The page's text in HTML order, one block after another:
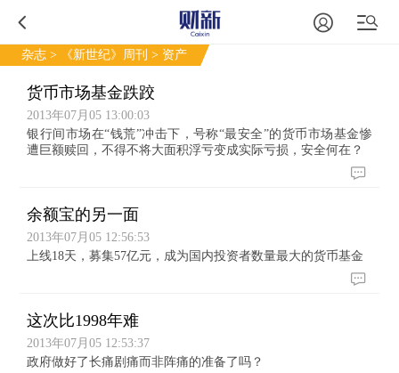
杂志 > 《新世纪》周刊 > 资产
货币市场基金跌跤
2013年07月05 13:00:03
银行间市场在“钱荒”冲击下，号称“最安全”的货币市场基金惨
遭巨额赎回，不得不将大面积浮亏变成实际亏损，安全何在？
余额宝的另一面
2013年07月05 12:56:53
上线18天，募集57亿元，成为国内投资者数量最大的货币基金
这次比1998年难
2013年07月05 12:53:37
政府做好了长痛剧痛而非阵痛的准备了吗？